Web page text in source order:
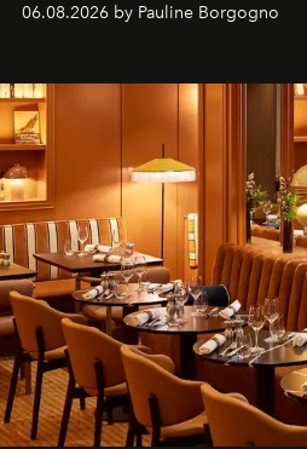
06.08.2026 by Pauline Borgogno